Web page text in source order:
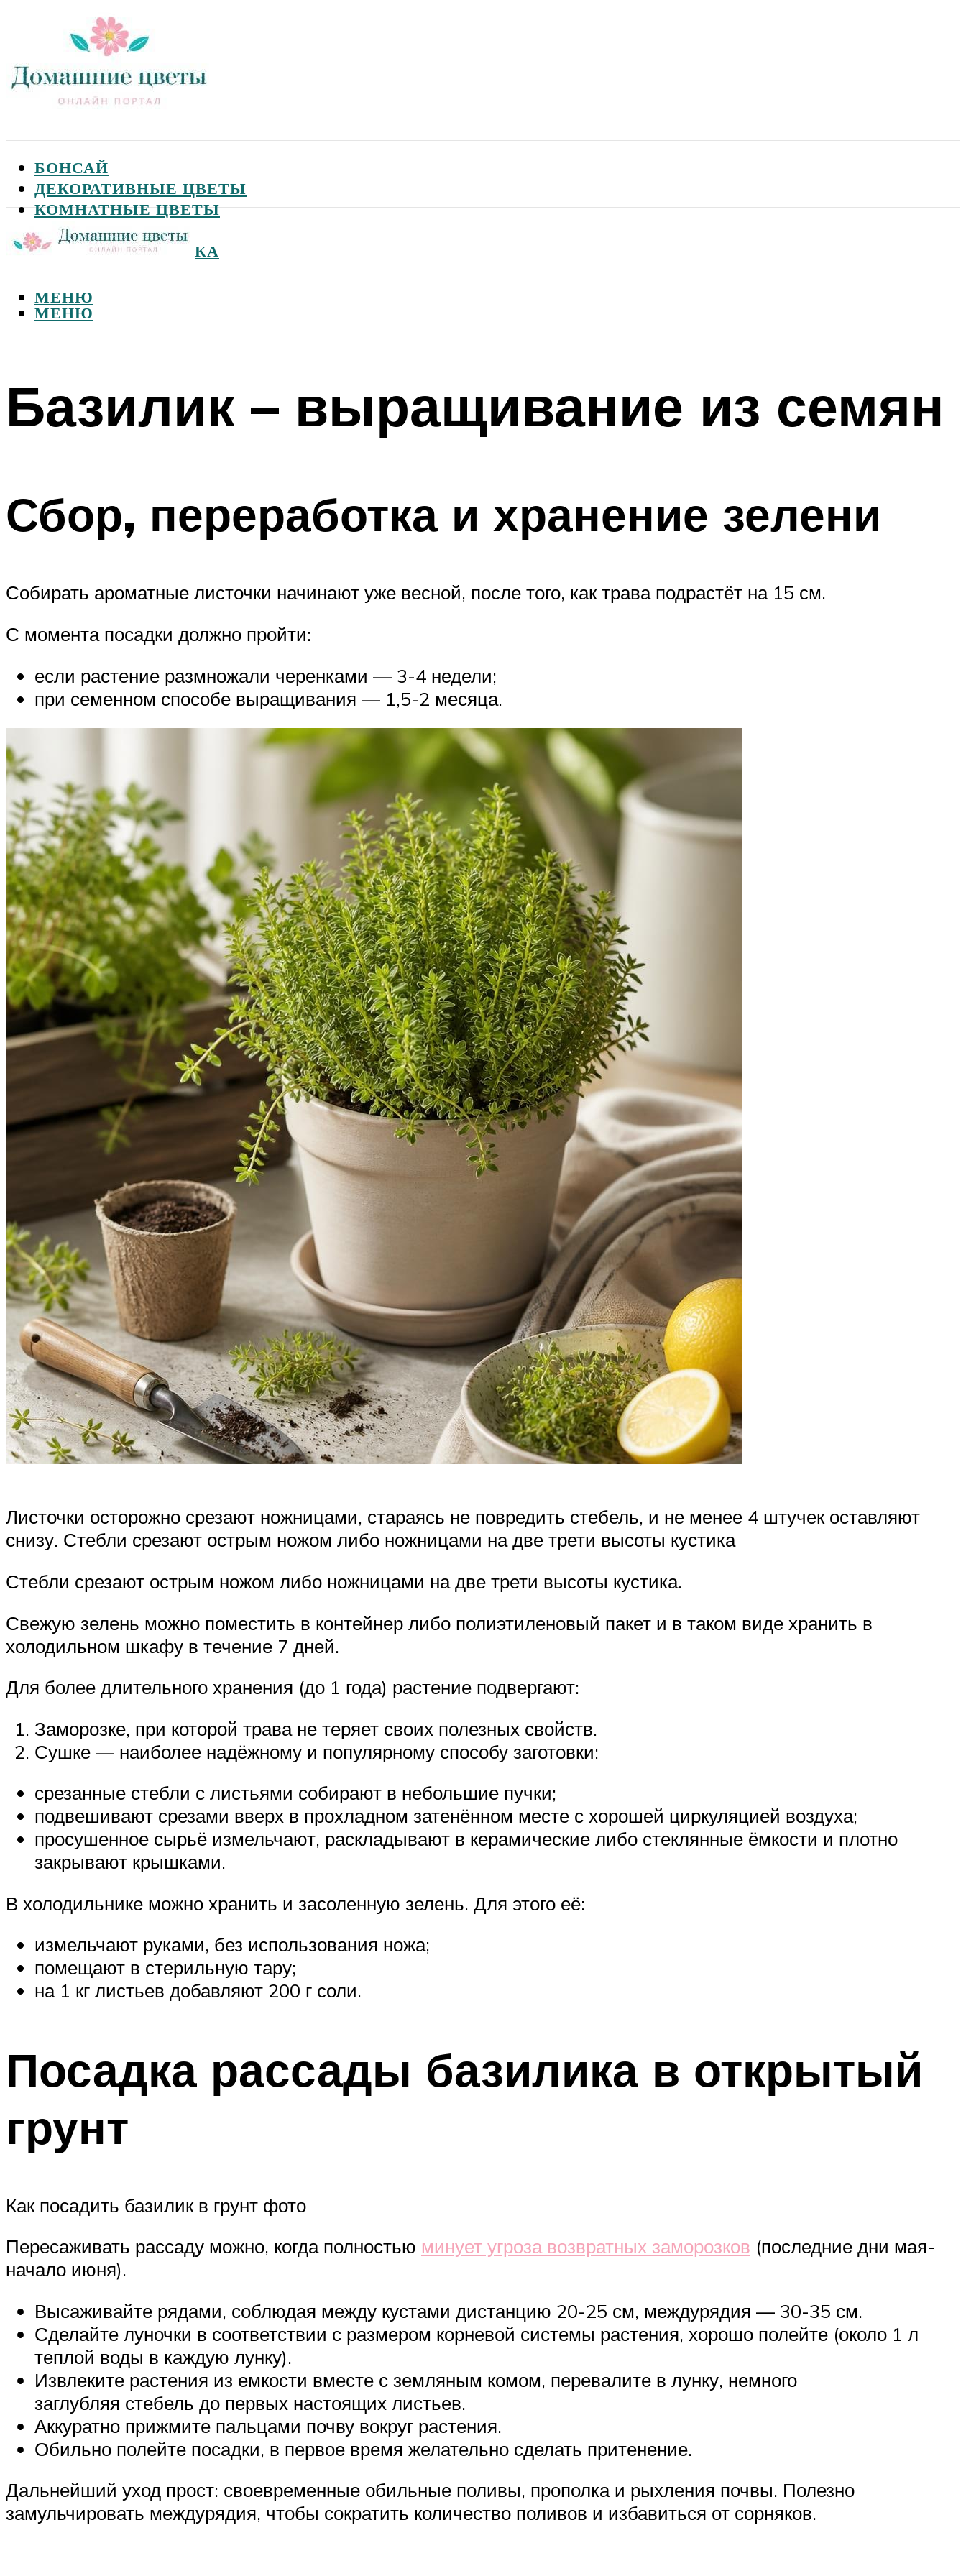
БОНСАЙ
ДЕКОРАТИВНЫЕ ЦВЕТЫ
КОМНАТНЫЕ ЦВЕТЫ
САДОВЫЕ ЦВЕТЫ
СЕМЕНА И ПОСАДКА
МЕНЮ
МЕНЮ
Базилик – выращивание из семян
Сбор, переработка и хранение зелени
Собирать ароматные листочки начинают уже весной, после того, как трава подрастёт на 15 см.
С момента посадки должно пройти:
если растение размножали черенками — 3-4 недели;
при семенном способе выращивания — 1,5-2 месяца.
Листочки осторожно срезают ножницами, стараясь не повредить стебель, и не менее 4 штучек оставляют
снизу. Стебли срезают острым ножом либо ножницами на две трети высоты кустика
Стебли срезают острым ножом либо ножницами на две трети высоты кустика.
Свежую зелень можно поместить в контейнер либо полиэтиленовый пакет и в таком виде хранить в
холодильном шкафу в течение 7 дней.
Для более длительного хранения (до 1 года) растение подвергают:
Заморозке, при которой трава не теряет своих полезных свойств.
Сушке — наиболее надёжному и популярному способу заготовки:
срезанные стебли с листьями собирают в небольшие пучки;
подвешивают срезами вверх в прохладном затенённом месте с хорошей циркуляцией воздуха;
просушенное сырьё измельчают, раскладывают в керамические либо стеклянные ёмкости и плотно
закрывают крышками.
В холодильнике можно хранить и засоленную зелень. Для этого её:
измельчают руками, без использования ножа;
помещают в стерильную тару;
на 1 кг листьев добавляют 200 г соли.
Посадка рассады базилика в открытый
грунт
Как посадить базилик в грунт фото
Пересаживать рассаду можно, когда полностью минует угроза возвратных заморозков (последние дни мая-
начало июня).
Высаживайте рядами, соблюдая между кустами дистанцию 20-25 см, междурядия — 30-35 см.
Сделайте луночки в соответствии с размером корневой системы растения, хорошо полейте (около 1 л
теплой воды в каждую лунку).
Извлеките растения из емкости вместе с земляным комом, перевалите в лунку, немного
заглубляя стебель до первых настоящих листьев.
Аккуратно прижмите пальцами почву вокруг растения.
Обильно полейте посадки, в первое время желательно сделать притенение.
Дальнейший уход прост: своевременные обильные поливы, прополка и рыхления почвы. Полезно
замульчировать междурядия, чтобы сократить количество поливов и избавиться от сорняков.